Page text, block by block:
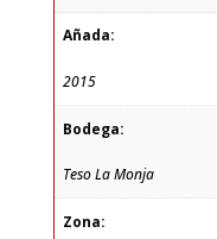
Añada:
2015
Bodega:
Teso La Monja
Zona: